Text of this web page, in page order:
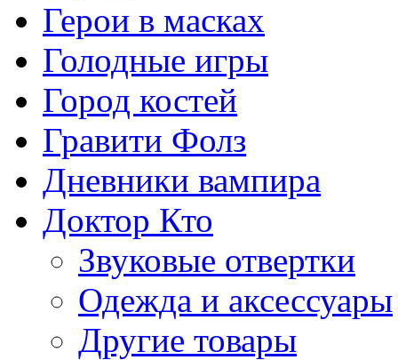
Герои в масках
Голодные игры
Город костей
Гравити Фолз
Дневники вампира
Доктор Кто
Звуковые отвертки
Одежда и аксессуары
Другие товары